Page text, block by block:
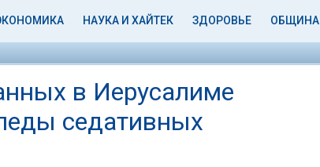
НАУКА И ХАЙТЕК ЗДОРОВЬЕ ОБЩИНА
в Иерусалиме
седативных